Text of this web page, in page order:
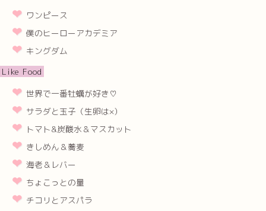
ワンピース
僕のヒーローアカデミア
キングダム
Like Food
世界で一番牡蠣が好き♡
サラダと玉子（生卵は×）
トマト&炭酸水＆マスカット
きしめん＆蕎麦
海老＆レバー
ちょこっとの量
チコリとアスパラ